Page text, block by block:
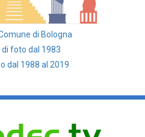
di Bologna
di foto dal 1983
dal 1988 al 2019